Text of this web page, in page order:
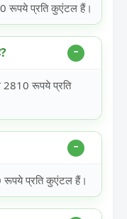
रूपये प्रति कुएंटल हैं।
रूपये प्रति
प्रति कुएंटल हैं।